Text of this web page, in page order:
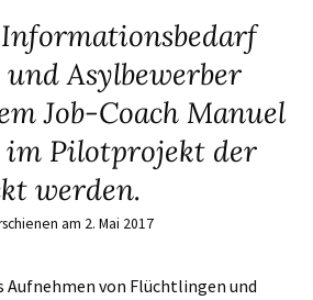
Asylbewerber
Job-Coach Manuel
Pilotprojekt der
werden.
am 2. Mai 2017
Aufnehmen von Flüchtlingen und